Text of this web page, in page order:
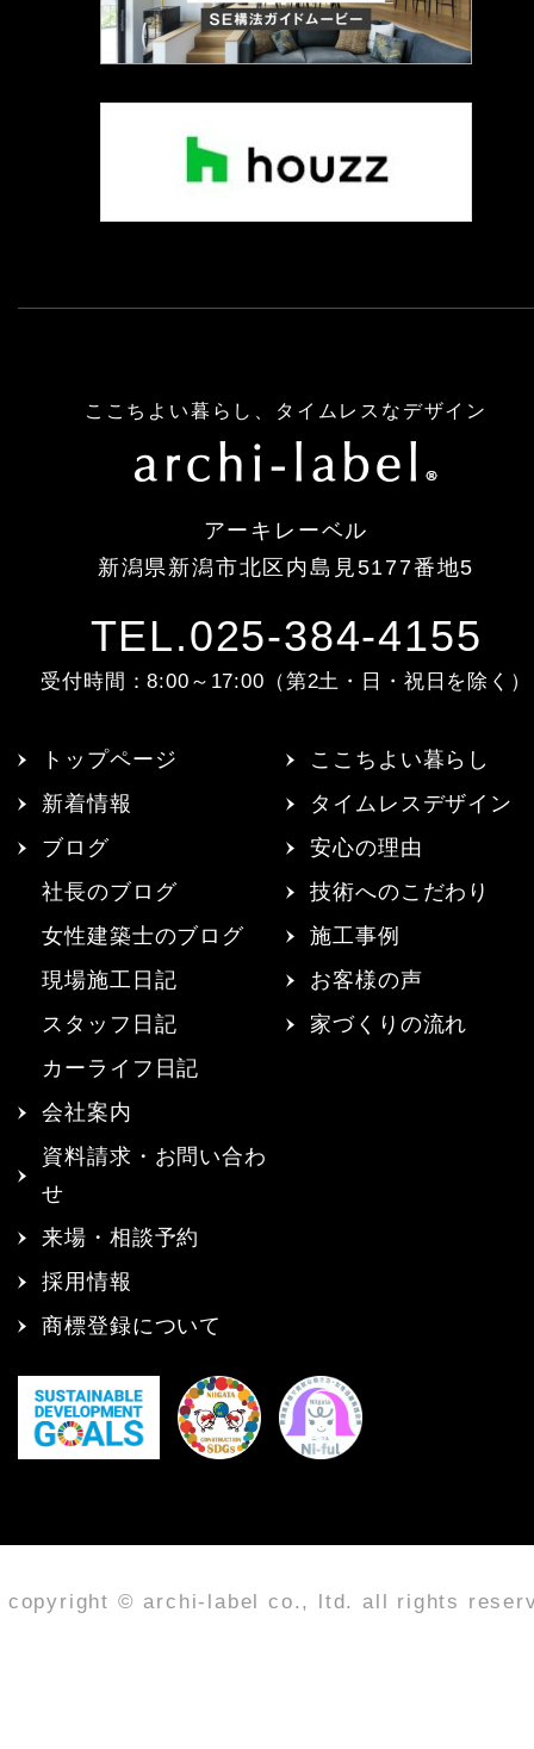
ここちよい暮らし、タイムレスなデザイン
アーキレーベル
新潟県新潟市北区内島見5177番地5
TEL.025-384-4155
受付時間：8:00～17:00（第2土・日・祝日を除く）
トップページ
新着情報
ブログ
社長のブログ
女性建築士のブログ
現場施工日記
スタッフ日記
カーライフ日記
ここちよい暮らし
タイムレスデザイン
安心の理由
技術へのこだわり
施工事例
お客様の声
家づくりの流れ
会社案内
資料請求・お問い合わ
せ
来場・相談予約
採用情報
商標登録について
copyright © archi-label co., ltd. all rights